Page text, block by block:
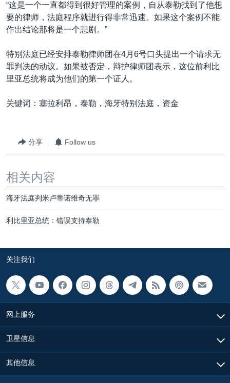
“这是一个一直都得到很好管理的案例，自从泰勒找到了他想
要的律师，法庭程序就进行得非常迅速。如果这个案例不能
作出结论那将是一个悲剧。”
特别法庭已经安排泰勒律师团在4月6号口头提出一个请求无
罪判决的动议。如果被否定，辩护律师团表示，这位前利比
里亚总统将成为他们的第一个证人。
关键词：塞拉利昂，泰勒，海牙特别法庭，资金
分享 Follow us
相关内容
海牙法庭判米卢蒂诺维奇无罪
利比里亚总统：错误支持泰勒
关注我们
网上服务
卫星信息
其他信息